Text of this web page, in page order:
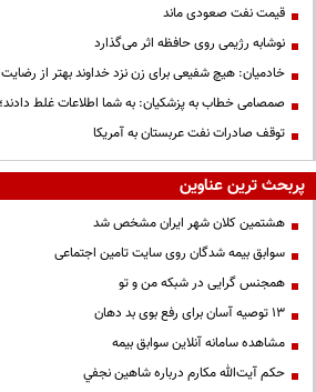
قیمت نفت صعودی ماند
نوشابه رژیمی روی حافظه اثر می‌گذارد
خادمیان: هیچ شفیعی برای زن نزد خداوند بهتر از
صمصامی خطاب به پزشکیان: به شما اطلاعات غلط
توقف صادرات نفت عربستان به آمریکا
پربحث ترین عناوین
هشتمین کلان شهر ایران مشخص شد
سوابق بیمه شدگان روی سایت تامین اجتماعی
همجنس گرایی در شبکه من و تو
13 توصیه آسان برای رفع بوی بد دهان
مشاهده سامانه آنلاين سوابق بیمه
حكم آيت‌الله مكارم درباره شاهين نجفي